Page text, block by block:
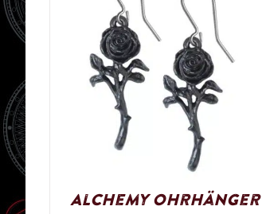
Alchemy Ohrhänger